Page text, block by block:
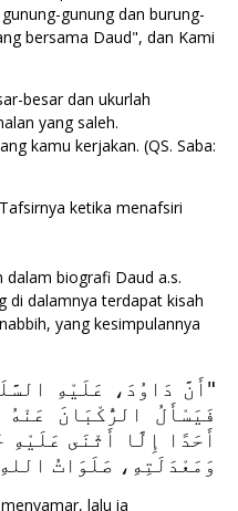
gunung dan burung-
bersama Daud", dan Kami
besar dan ukurlah
yang saleh.
kamu kerjakan. (QS. Saba:
ketika menafsiri
dalam biografi Daud a.s.
di dalamnya terdapat kisah
yang kesimpulannya
"أَنَّ دَاوُدَ، عَلَيْهِ
فَيَسْأَلُ الرُّكْبَانَ
أَحَدًا إِلَّا أَثْنَى عَلَيْهِ
وَمَعْدَلَتِهِ، صَلَوَاتُ
lalu ia